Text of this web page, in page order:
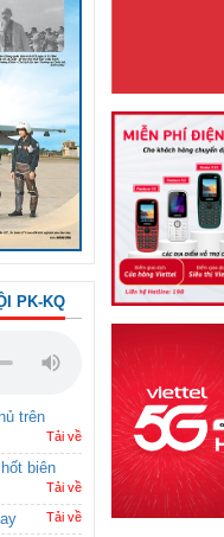
PK-KQ
trên
Tải về
biên
Tải về
Tải về